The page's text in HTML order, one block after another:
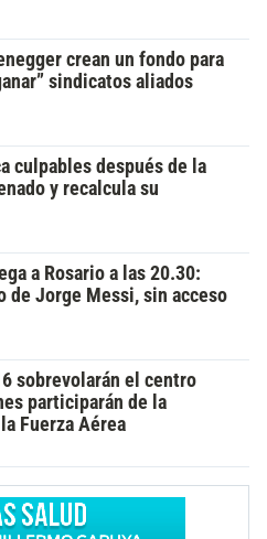
crean un fondo para
sindicatos aliados
culpables después de la
y recalcula su
a Rosario a las 20.30:
de Jorge Messi, sin acceso
sobrevolarán el centro
participarán de la
Fuerza Aérea